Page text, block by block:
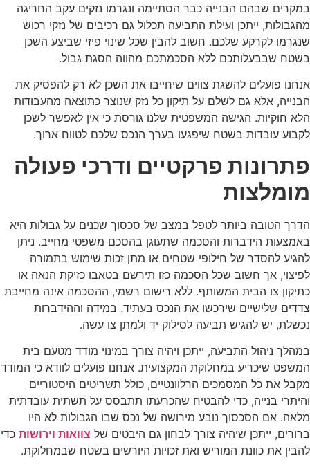
במקרים שבהם הבנייה כבר הסתיימה ונגרמו נזקים עקב החריגה
מהגבולות, ייתכן ועילת התביעה תכלול גם רכיבים של נזקי רכוש
שנגרמו לקרקע שלכם. חשוב להבין שכל שינוי פיזי שביצע השכן
בשטח שבבעלותכם ללא הסכמתכם מהווה הסגת גבול.
אנחנו פועלים להשגת צווים שיחייבו את השכן לא רק להפסיק את
הבנייה, אלא גם לשלם על תיקון כל נזק שנוצר כתוצאה מהעבודות
הלא חוקיות. הגישה המשפטית שלנו גורסת כי אין לאפשר לשכן
לקבוע עובדות בשטח שיפגעו בערך הנכס שלכם לטווח ארוך.
פתרונות פרקטיים ודרכי פעולה
מומלצות
הדרך הטובה ביותר לטפל במצב של סכסוך שכנים על גבולות היא
באמצעות הידברות והסכמה שתעוגן בהסכם משפטי מחייב. ניתן
להגיע להסדר של חילופי שטחים או מתן זכות שימוש בתמורה
לפיצוי, אך חשוב שכל הסכמה כזו תירשם בטאבו כזיקת הנאה או
כתיקון צו הבית המשותף. ללא רישום רשמי, ההסכמה אינה מחייבת
צדדים שלישיים שירכשו את הנכס בעתיד. במידה וההידברות
נכשלת, יש להגיש תביעה לסילוק יד ולמתן צו עשה.
במהלך ניהול התביעה, ייתכן ויהיה צורך במינוי מודד מטעם בית
המשפט שיכריע במחלוקת המקצועית. אנחנו פועלים לוודא כי המודד
מקבל את כל המסמכים הרלוונטיים, כולל תשריטים היסטוריים
והיתרי בנייה, כדי להבטיח שהכרעתו תתבסס על תשתית עובדתית
מלאה. אם הסכסוך נובע מירושה של נכס שבו הגבולות לא היו
ברורים, ייתכן שיהיה צורך לבחון גם היבטים של צוואות וירושות כדי
להבין את כוונת המוריש ואת זכויות היורשים בשטח שבמחלוקת.